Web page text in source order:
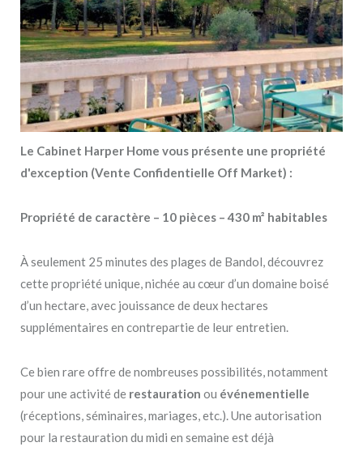
Le Cabinet Harper Home vous présente une propriété
d'exception (Vente Confidentielle Off Market) :
Propriété de caractère – 10 pièces – 430 m² habitables
À seulement 25 minutes des plages de Bandol, découvrez
cette propriété unique, nichée au cœur d’un domaine boisé
d’un hectare, avec jouissance de deux hectares
supplémentaires en contrepartie de leur entretien.
Ce bien rare offre de nombreuses possibilités, notamment
pour une activité de restauration ou événementielle
(réceptions, séminaires, mariages, etc.). Une autorisation
pour la restauration du midi en semaine est déjà